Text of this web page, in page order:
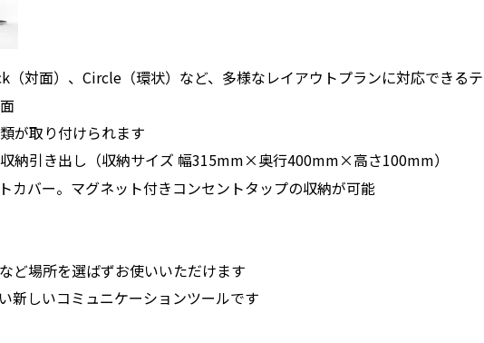
対面）、Circle（環状）など、多様なレイアウトプランに対応できる
が取り付けられます
納引き出し（収納サイズ 幅315mm×奥行400mm×高さ100mm）
カバー。マグネット付きコンセントタップの収納が可能
ど場所を選ばずお使いいただけます
新しいコミュニケーションツールです